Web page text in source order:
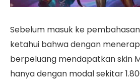
Sebelum masuk ke
ketahui bahwa dengan
berpeluang mendapatkan skin
hanya dengan modal sekitar